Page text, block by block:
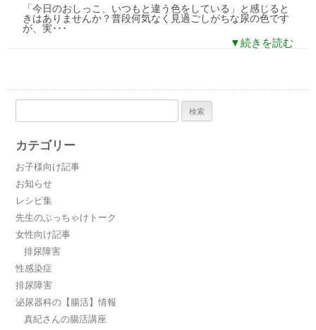
「今日のおしっこ、いつもと違う色をしている」と感じると
きはありませんか？普段何気なく見過ごしがちな尿の色です
が、実･･･
▼続きを読む
索:
カテゴリー
お子様向け記事
お知らせ
レシピ集
先生のぶっちゃけトーク
女性向け記事
排尿障害
性感染症
排尿障害
泌尿器科の【腸活】情報
真紀さんの腸活講座